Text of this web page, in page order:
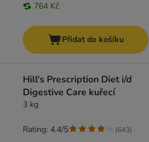
764 Kč
Přidat do košíku
Hill's Prescription Diet i/d
Digestive Care kuřecí
3 kg
Rating: 4.4/5 (643)